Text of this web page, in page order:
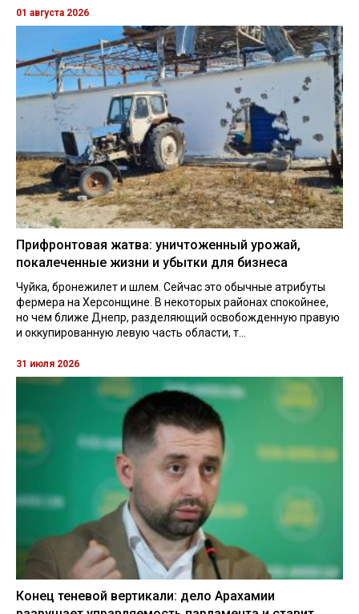
01 августа 2026
Прифронтовая жатва: уничтоженный урожай,
покалеченные жизни и убытки для бизнеса
Чуйка, бронежилет и шлем. Сейчас это обычные атрибуты
фермера на Херсонщине. В некоторых районах спокойнее,
но чем ближе Днепр, разделяющий освобожденную правую
и оккупированную левую часть области, т...
31 июля 2026
Конец теневой вертикали: дело Арахамии